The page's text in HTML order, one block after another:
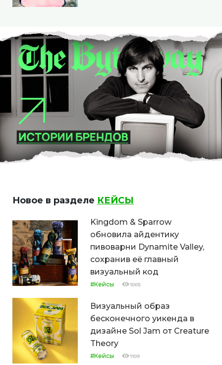
Новое в разделе КЕЙСЫ
Kingdom & Sparrow
обновила айдентику
пивоварни Dynamite Valley,
сохранив её главный
визуальный код
#Кейсы 1005
Визуальный образ
бесконечного уикенда в
дизайне Sol Jam от Creature
Theory
#Кейсы 1109